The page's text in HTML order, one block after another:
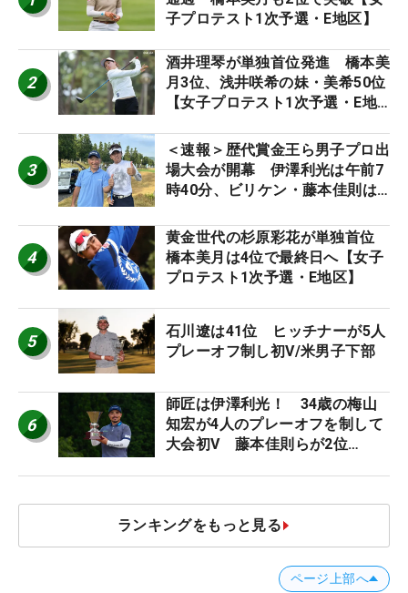
子プロテスト1次予選・E地区】
2
酒井理琴が単独首位発進 橋本美
月3位、浅井咲希の妹・美希50位
【女子プロテスト1次予選・E地
3
＜速報＞歴代賞金王ら男子プロ出
場大会が開幕 伊澤利光は午前7
時40分、ビリケン・藤本佳則は
STAGE JOYX OPEN】
4
黄金世代の杉原彩花が単独首位
橋本美月は4位で最終日へ【女子
プロテスト1次予選・E地区】
5
石川遼は41位 ヒッチナーが5人
プレーオフ制し初V/米男子下部
6
師匠は伊澤利光！ 34歳の梅山
知宏が4人のプレーオフを制して
大会初V 藤本佳則らが2位
ランキングをもっと見る
ページ上部へ